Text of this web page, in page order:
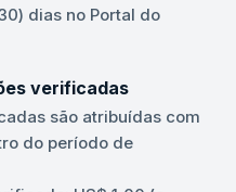
dias no Portal do
verificadas
são atribuídas com
do período de